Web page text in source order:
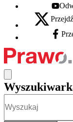
Youtube
X - otwiera się